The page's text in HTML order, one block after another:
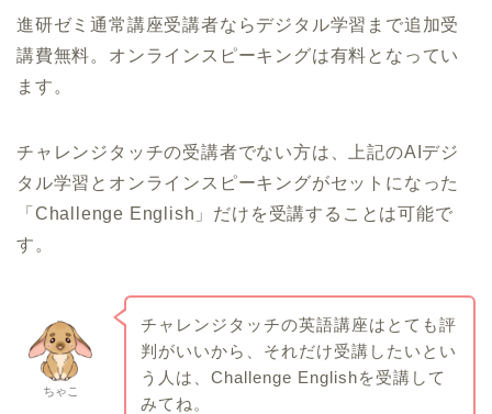
進研ゼミ通常講座受講者ならデジタル学習まで追加受
講費無料。オンラインスピーキングは有料となってい
ます。
チャレンジタッチの受講者でない方は、上記のAIデジ
タル学習とオンラインスピーキングがセットになった
「Challenge English」だけを受講することは可能で
す。
ちゃこ
チャレンジタッチの英語講座はとても評
判がいいから、それだけ受講したいとい
う人は、Challenge Englishを受講して
みてね。